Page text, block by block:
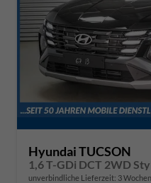
Hyundai TUCSON
1,6 T-GDi DCT 2WD
unverbindliche Lieferzeit: 3 Wochen